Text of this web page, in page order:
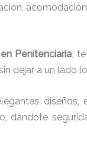
Penitenciaria,
dejar a un lado
diseños,
dándote